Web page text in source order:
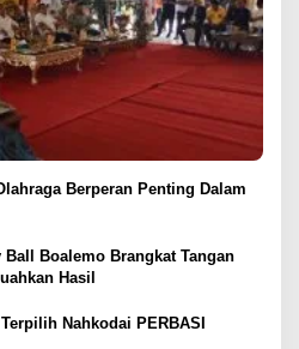
Berperan Penting Dalam
Boalemo Brangkat Tangan
Hasil
Nahkodai PERBASI